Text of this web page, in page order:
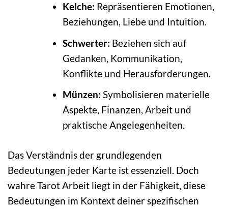
Kelche: Repräsentieren Emotionen,
Beziehungen, Liebe und Intuition.
Schwerter: Beziehen sich auf
Gedanken, Kommunikation,
Konflikte und Herausforderungen.
Münzen: Symbolisieren materielle
Aspekte, Finanzen, Arbeit und
praktische Angelegenheiten.
Das Verständnis der grundlegenden
Bedeutungen jeder Karte ist essenziell. Doch
wahre Tarot Arbeit liegt in der Fähigkeit, diese
Bedeutungen im Kontext deiner spezifischen